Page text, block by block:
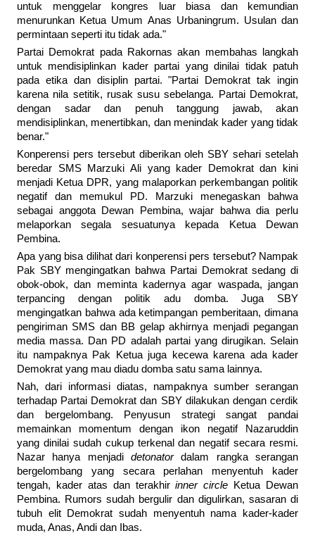
untuk menggelar kongres luar biasa dan kemundian
menurunkan Ketua Umum Anas Urbaningrum. Usulan dan
permintaan seperti itu tidak ada."
Partai Demokrat pada Rakornas akan membahas langkah
untuk mendisiplinkan kader partai yang dinilai tidak patuh
pada etika dan disiplin partai. "Partai Demokrat tak ingin
karena nila setitik, rusak susu sebelanga. Partai Demokrat,
dengan sadar dan penuh tanggung jawab, akan
mendisiplinkan, menertibkan, dan menindak kader yang tidak
benar."
Konperensi pers tersebut diberikan oleh SBY sehari setelah
beredar SMS Marzuki Ali yang kader Demokrat dan kini
menjadi Ketua DPR, yang malaporkan perkembangan politik
negatif dan memukul PD. Marzuki menegaskan bahwa
sebagai anggota Dewan Pembina, wajar bahwa dia perlu
melaporkan segala sesuatunya kepada Ketua Dewan
Pembina.
Apa yang bisa dilihat dari konperensi pers tersebut? Nampak
Pak SBY mengingatkan bahwa Partai Demokrat sedang di
obok-obok, dan meminta kadernya agar waspada, jangan
terpancing dengan politik adu domba. Juga SBY
mengingatkan bahwa ada ketimpangan pemberitaan, dimana
pengiriman SMS dan BB gelap akhirnya menjadi pegangan
media massa. Dan PD adalah partai yang dirugikan. Selain
itu nampaknya Pak Ketua juga kecewa karena ada kader
Demokrat yang mau diadu domba satu sama lainnya.
Nah, dari informasi diatas, nampaknya sumber serangan
terhadap Partai Demokrat dan SBY dilakukan dengan cerdik
dan bergelombang. Penyusun strategi sangat pandai
memainkan momentum dengan ikon negatif Nazaruddin
yang dinilai sudah cukup terkenal dan negatif secara resmi.
Nazar hanya menjadi detonatordalam rangka serangan
bergelombang yang secara perlahan menyentuh kader
tengah, kader atas dan terakhirinner circle Ketua Dewan
Pembina. Rumors sudah bergulir dan digulirkan, sasaran di
tubuh elit Demokrat sudah menyentuh nama kader-kader
muda, Anas, Andi dan Ibas.